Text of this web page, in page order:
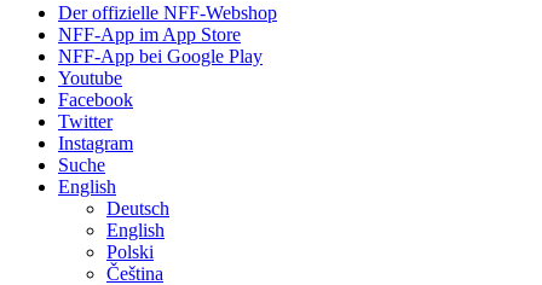
Der offizielle NFF-Webshop
NFF-App im App Store
NFF-App bei Google Play
Youtube
Facebook
Twitter
Instagram
Suche
English
Deutsch
English
Polski
Čeština